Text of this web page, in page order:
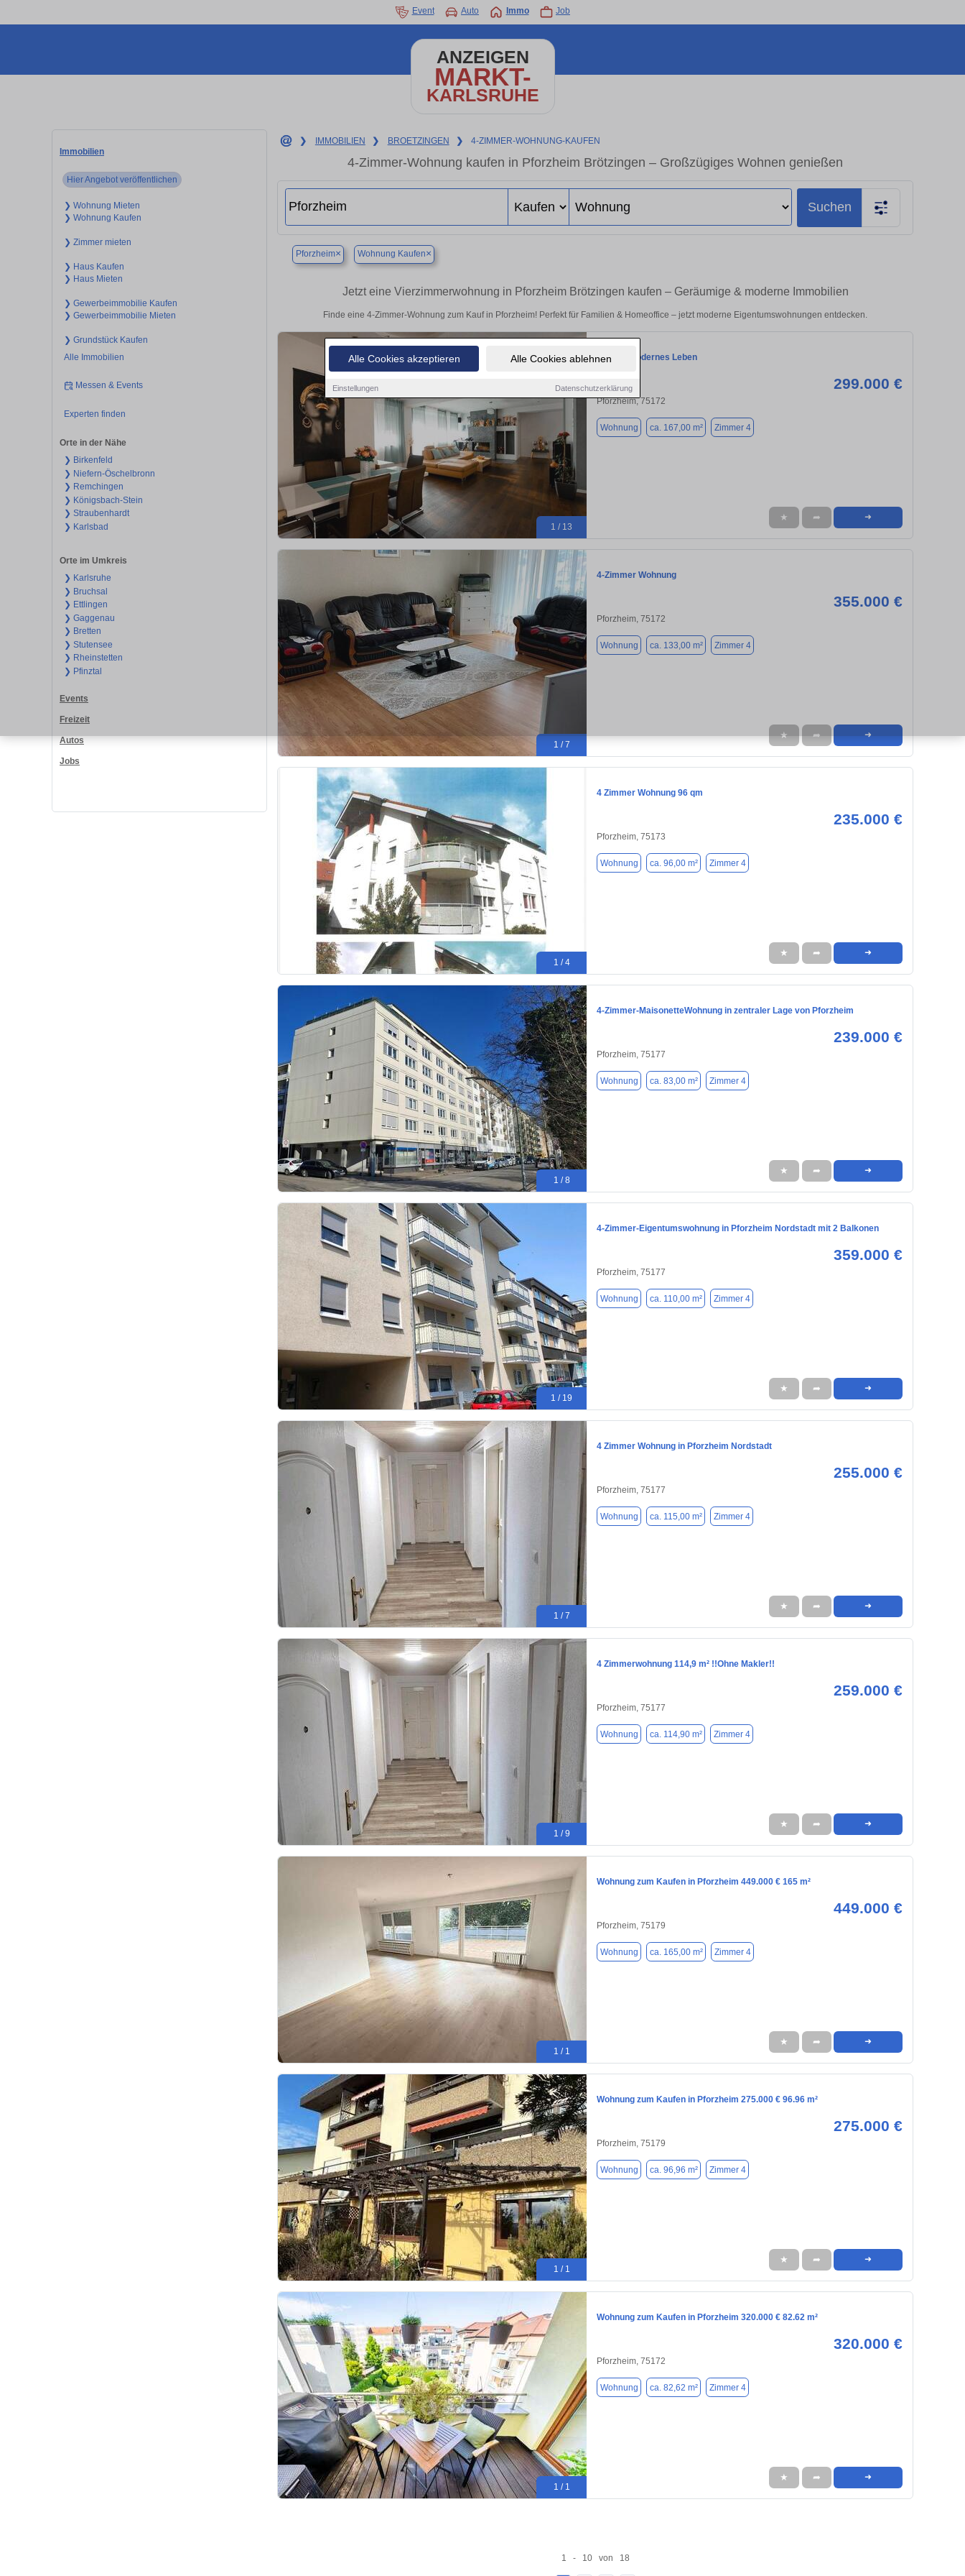
Alle Cookies akzeptieren Alle Cookies ablehnen
Einstellungen Datenschutzerklärung
Event Auto Immo Job
ANZEIGEN
MARKT-
KARLSRUHE
Immobilien
Hier Angebot veröffentlichen
❯ Wohnung Mieten
❯ Wohnung Kaufen
❯ Zimmer mieten
❯ Haus Kaufen
❯ Haus Mieten
❯ Gewerbeimmobilie Kaufen
❯ Gewerbeimmobilie Mieten
❯ Grundstück Kaufen
Alle Immobilien
Messen & Events
Experten finden
Orte in der Nähe
❯ Birkenfeld
❯ Niefern-Öschelbronn
❯ Remchingen
❯ Königsbach-Stein
❯ Straubenhardt
❯ Karlsbad
Orte im Umkreis
❯ Karlsruhe
❯ Bruchsal
❯ Ettlingen
❯ Gaggenau
❯ Bretten
❯ Stutensee
❯ Rheinstetten
❯ Pfinztal
Events
Freizeit
Autos
Jobs
❯ IMMOBILIEN ❯ BROETZINGEN ❯ 4-ZIMMER-WOHNUNG-KAUFEN
4-Zimmer-Wohnung kaufen in Pforzheim Brötzingen – Großzügiges Wohnen genießen
Suchen
Pforzheim× Wohnung Kaufen×
Jetzt eine Vierzimmerwohnung in Pforzheim Brötzingen kaufen – Geräumige & moderne Immobilien
Finde eine 4-Zimmer-Wohnung zum Kauf in Pforzheim! Perfekt für Familien & Homeoffice – jetzt moderne Eigentumswohnungen entdecken.
1 / 13
Loft für modernes Leben
299.000 €
Pforzheim, 75172
Wohnung ca. 167,00 m² Zimmer 4
★ ➦ ➜
1 / 7
4-Zimmer Wohnung
355.000 €
Pforzheim, 75172
Wohnung ca. 133,00 m² Zimmer 4
★ ➦ ➜
1 / 4
4 Zimmer Wohnung 96 qm
235.000 €
Pforzheim, 75173
Wohnung ca. 96,00 m² Zimmer 4
★ ➦ ➜
1 / 8
4-Zimmer-MaisonetteWohnung in zentraler Lage von Pforzheim
239.000 €
Pforzheim, 75177
Wohnung ca. 83,00 m² Zimmer 4
★ ➦ ➜
1 / 19
4-Zimmer-Eigentumswohnung in Pforzheim Nordstadt mit 2 Balkonen
359.000 €
Pforzheim, 75177
Wohnung ca. 110,00 m² Zimmer 4
★ ➦ ➜
1 / 7
4 Zimmer Wohnung in Pforzheim Nordstadt
255.000 €
Pforzheim, 75177
Wohnung ca. 115,00 m² Zimmer 4
★ ➦ ➜
1 / 9
4 Zimmerwohnung 114,9 m² !!Ohne Makler!!
259.000 €
Pforzheim, 75177
Wohnung ca. 114,90 m² Zimmer 4
★ ➦ ➜
1 / 1
Wohnung zum Kaufen in Pforzheim 449.000 € 165 m²
449.000 €
Pforzheim, 75179
Wohnung ca. 165,00 m² Zimmer 4
★ ➦ ➜
1 / 1
Wohnung zum Kaufen in Pforzheim 275.000 € 96.96 m²
275.000 €
Pforzheim, 75179
Wohnung ca. 96,96 m² Zimmer 4
★ ➦ ➜
1 / 1
Wohnung zum Kaufen in Pforzheim 320.000 € 82.62 m²
320.000 €
Pforzheim, 75172
Wohnung ca. 82,62 m² Zimmer 4
★ ➦ ➜
1 - 10 von 18